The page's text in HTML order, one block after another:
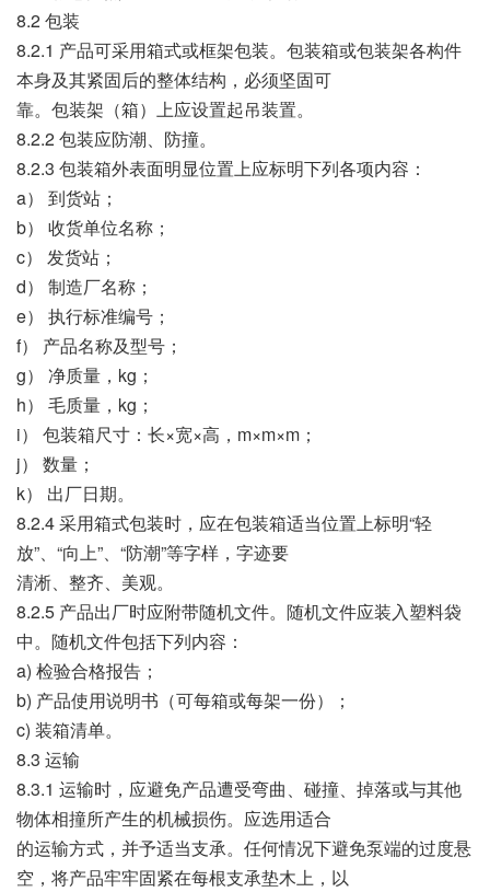
8.2 包装
8.2.1 产品可采用箱式或框架包装。包装箱或包装架各构件
本身及其紧固后的整体结构，必须坚固可
靠。包装架（箱）上应设置起吊装置。
8.2.2 包装应防潮、防撞。
8.2.3 包装箱外表面明显位置上应标明下列各项内容：
a） 到货站；
b） 收货单位名称；
c） 发货站；
d） 制造厂名称；
e） 执行标准编号；
f） 产品名称及型号；
g） 净质量，kg；
h） 毛质量，kg；
i） 包装箱尺寸：长×宽×高，m×m×m；
j） 数量；
k） 出厂日期。
8.2.4 采用箱式包装时，应在包装箱适当位置上标明“轻
放”、“向上”、“防潮”等字样，字迹要
清淅、整齐、美观。
8.2.5 产品出厂时应附带随机文件。随机文件应装入塑料袋
中。随机文件包括下列内容：
a) 检验合格报告；
b) 产品使用说明书（可每箱或每架一份）；
c) 装箱清单。
8.3 运输
8.3.1 运输时，应避免产品遭受弯曲、碰撞、掉落或与其他
物体相撞所产生的机械损伤。应选用适合
的运输方式，并予适当支承。任何情况下避免泵端的过度悬
空，将产品牢牢固紧在每根支承垫木上，以